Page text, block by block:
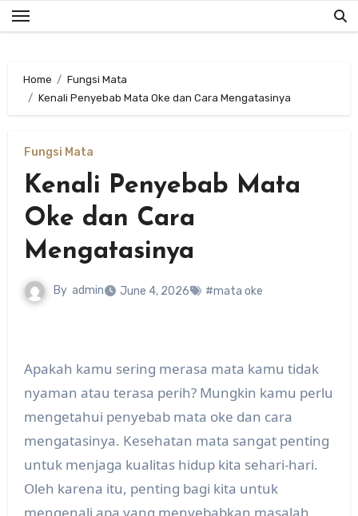
Skip
to
Home
Fungsi Mata
Kenali Penyebab Mata Oke dan Cara Mengatasinya
Fungsi Mata
Kenali Penyebab Mata
Oke dan Cara
Mengatasinya
By admin June 4, 2026 #mata oke
Apakah kamu sering merasa mata kamu tidak
nyaman atau terasa perih? Mungkin kamu perlu
mengetahui penyebab mata oke dan cara
mengatasinya. Kesehatan mata sangat penting
untuk menjaga kualitas hidup kita sehari-hari.
Oleh karena itu, penting bagi kita untuk